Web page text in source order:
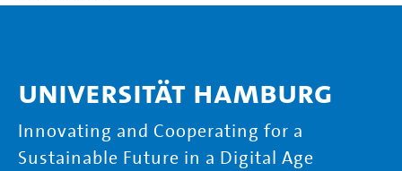
Universität Hamburg
Innovating and Cooperating for a
Sustainable Future in a Digital Age